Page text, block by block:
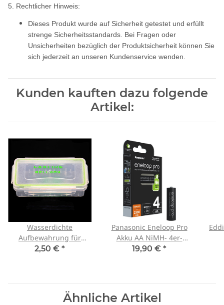
5. Rechtlicher Hinweis:
Dieses Produkt wurde auf Sicherheit getestet und erfüllt
strenge Sicherheitsstandards. Bei Fragen oder
Unsicherheiten bezüglich der Produktsicherheit können Sie
sich jederzeit an unseren Kundenservice wenden.
Kunden kauften dazu folgende
Artikel:
Wasserdichte
Aufbewahrung für
2x18650er (Batteriebox)
2,50 € *
Panasonic Eneloop Pro
Akku AA NiMH- 4er-
Blister BK-3HCDE/4BE
19,90 € *
Ähnliche Artikel